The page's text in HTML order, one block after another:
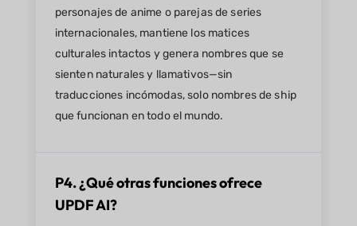
personajes de anime o parejas de series
internacionales, mantiene los matices
culturales intactos y genera nombres que se
sienten naturales y llamativos—sin
traducciones incómodas, solo nombres de ship
que funcionan en todo el mundo.
P4. ¿Qué otras funciones ofrece
UPDF AI?